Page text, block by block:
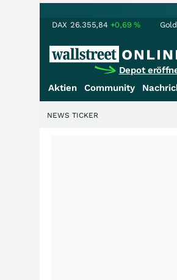
DAX 26.355,84 +0,69% Gold
Depot
Aktien Community
NEWS TICKER